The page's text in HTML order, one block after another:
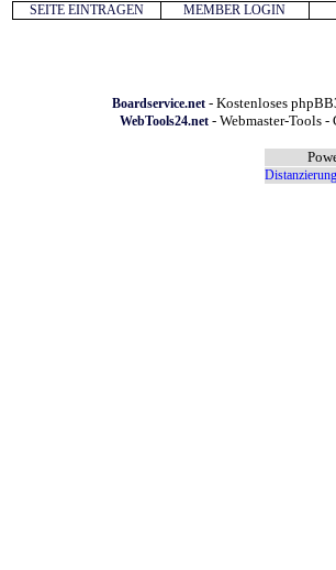
SEITE EINTRAGEN MEMBER LOGIN
Boardservice.net- Kostenloses
WebTools24.net- Webmaster-Tools -